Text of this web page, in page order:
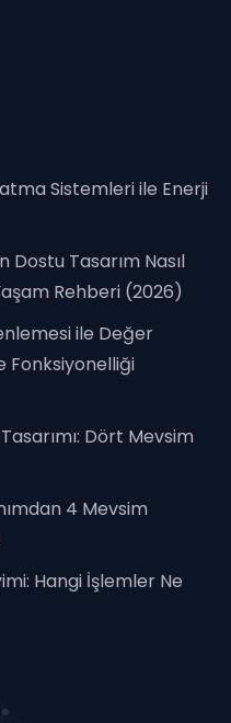
Sistemleri ile Enerji
Dostu Tasarım Nasıl
Rehberi (2026)
ile Değer
Fonksiyonelliği
Dört Mevsim
4 Mevsim
Hangi İşlemler Ne